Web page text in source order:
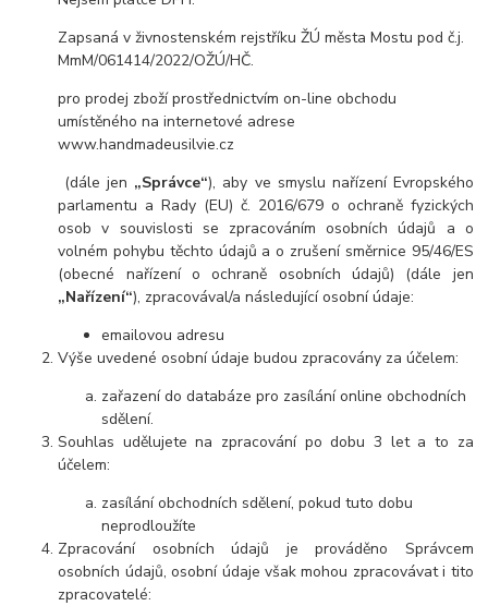
Zapsaná v živnostenském rejstříku ŽÚ města Mostu pod č.j.
MmM/061414/2022/OŽÚ/HČ.
pro prodej zboží prostřednictvím on-line obchodu
umístěného na internetové adrese
www.handmadeusilvie.cz
(dále jen „Správce“), aby ve smyslu nařízení Evropského
parlamentu a Rady (EU) č. 2016/679 o ochraně fyzických
osob v souvislosti se zpracováním osobních údajů a o
volném pohybu těchto údajů a o zrušení směrnice 95/46/ES
(obecné nařízení o ochraně osobních údajů) (dále jen
„Nařízení“), zpracovával/a následující osobní údaje:
emailovou adresu
Výše uvedené osobní údaje budou zpracovány za účelem:
zařazení do databáze pro zasílání online obchodních
sdělení.
Souhlas udělujete na zpracování po dobu 3 leta to za
účelem:
zasílání obchodních sdělení, pokud tuto dobu
neprodloužíte
Zpracování osobních údajů je prováděno Správcem
osobních údajů, osobní údaje však mohou zpracovávat i tito
zpracovatelé: